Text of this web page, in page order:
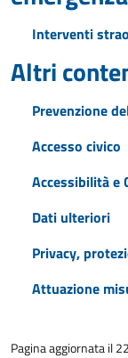
Interventi
Altri
Prevenzione
Accesso civico
Accessibilità e
Dati ulteriori
Privacy,
Attuazione
Pagina aggiornata il